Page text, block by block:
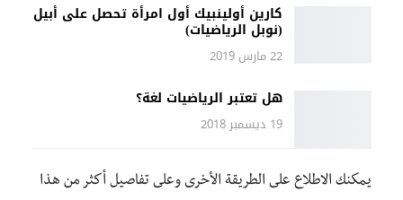
كارين أولينبيك أول امرأة تحصل على أبيل
(نوبل الرياضيات)
22 مارس 2019
هل تعتبر الرياضيات لغة؟
19 ديسمبر 2018
يمكنك الاطلاع على الطريقة الأخرى وعلى تفاصيل أكثر من هذا